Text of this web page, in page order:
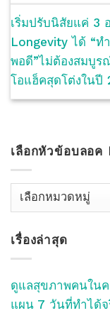
เริ่มปรับนิสัยแค่ 3
Longevity ได้ “ท
พอดี”ไม่ต้องสมบูร
โอแฮ็คสุดโต่งในปี
เลือกหัวข้อบลอค
เลือก
บลอค
Blog
เรื่องล่าสุด
ดูแลสุขภาพคนในค
แผน 7 วันที่ทำได้จ